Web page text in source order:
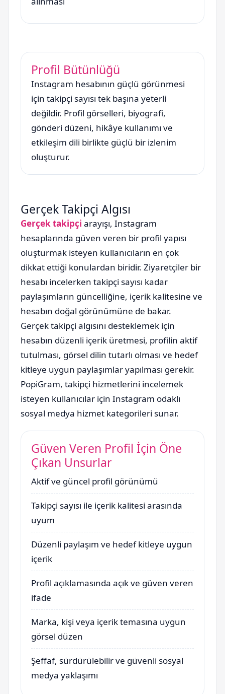
Profil Bütünlüğü
Instagram hesabının güçlü görünmesi
için takipçi sayısı tek başına yeterli
değildir. Profil görselleri, biyografi,
gönderi düzeni, hikâye kullanımı ve
etkileşim dili birlikte güçlü bir izlenim
oluşturur.
Gerçek Takipçi Algısı
Gerçek takipçi arayışı, Instagram
hesaplarında güven veren bir profil yapısı
oluşturmak isteyen kullanıcıların en çok
dikkat ettiği konulardan biridir. Ziyaretçiler bir
hesabı incelerken takipçi sayısı kadar
paylaşımların güncelliğine, içerik kalitesine ve
hesabın doğal görünümüne de bakar.
Gerçek takipçi algısını desteklemek için
hesabın düzenli içerik üretmesi, profilin aktif
tutulması, görsel dilin tutarlı olması ve hedef
kitleye uygun paylaşımlar yapılması gerekir.
PopiGram, takipçi hizmetlerini incelemek
isteyen kullanıcılar için Instagram odaklı
sosyal medya hizmet kategorileri sunar.
Güven Veren Profil İçin Öne
Çıkan Unsurlar
Aktif ve güncel profil görünümü
Takipçi sayısı ile içerik kalitesi arasında
uyum
Düzenli paylaşım ve hedef kitleye uygun
içerik
Profil açıklamasında açık ve güven veren
ifade
Marka, kişi veya içerik temasına uygun
görsel düzen
Şeffaf, sürdürülebilir ve güvenli sosyal
medya yaklaşımı